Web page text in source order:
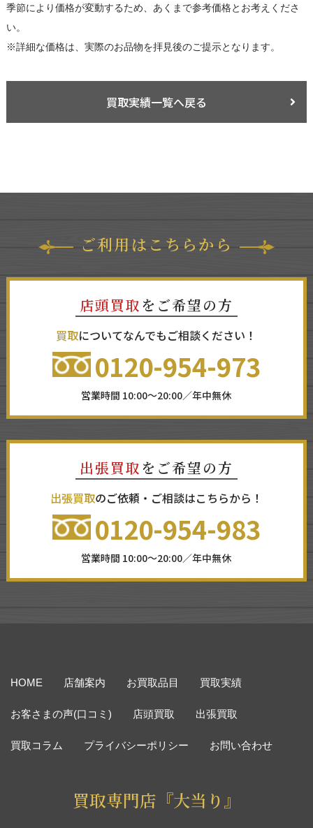
季節により価格が変動するため、あくまで参考価格とお考えくださ
い。
※詳細な価格は、実際のお品物を拝見後のご提示となります。
買取実績一覧へ戻る
ご利用はこちらから
店頭買取 をご希望の方
買取についてなんでもご相談ください！
0120-954-973
営業時間 10:00～20:00／年中無休
出張買取 をご希望の方
出張買取のご依頼・ご相談はこちらから！
0120-954-983
営業時間 10:00～20:00／年中無休
HOME 店舗案内 お買取品目 買取実績
お客さまの声(口コミ) 店頭買取 出張買取
買取コラム プライバシーポリシー お問い合わせ
買取専門店『大当り』